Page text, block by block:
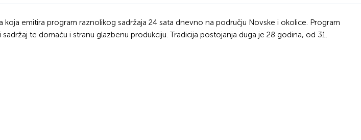
koja emitira program raznolikog sadržaja 24 sata dnevno na području Novske i okolice. Program
te domaću i stranu glazbenu produkciju. Tradicija postojanja duga je 28 godina, od 31.